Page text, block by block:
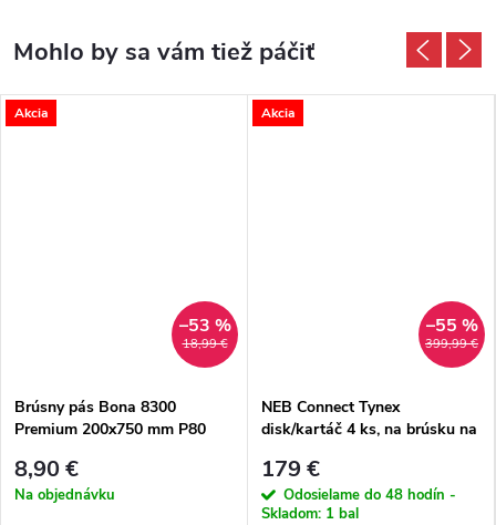
Akcia
18,99 €
–53 %
Brúsny pás Bona 8300
Premium 200x750 mm P80
antistatický
8,90 €
Na objednávku
Akcia
399,99 €
–55 %
NEB Connect Tynex
disk/kartáč 4 ks, na brúsku na
179 €
Odosielame do 48 hodín -
Skladom: 1 bal